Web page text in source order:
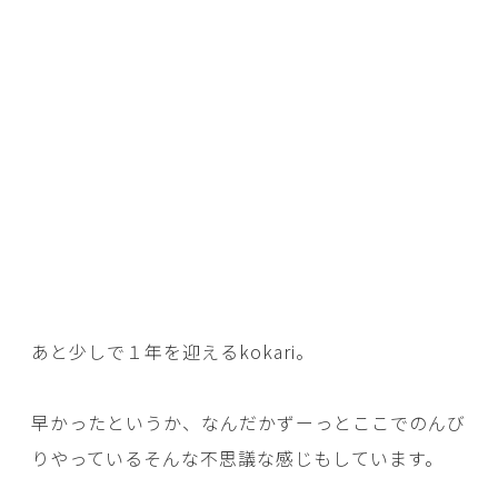
あと少しで１年を迎えるkokari。
早かったというか、なんだかずーっとここでのんび
りやっているそんな不思議な感じもしています。